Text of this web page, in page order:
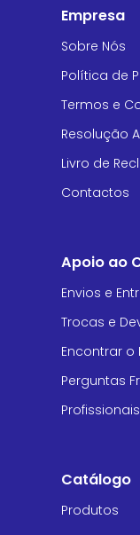
Empresa
Sobre Nós
Política de
Termos e
Resolução
Livro de
Contactos
Apoio ao
Envios e
Trocas e
Encontrar
Perguntas
Catálogo
Produtos